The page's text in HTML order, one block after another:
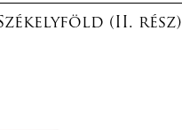
(II. rész)